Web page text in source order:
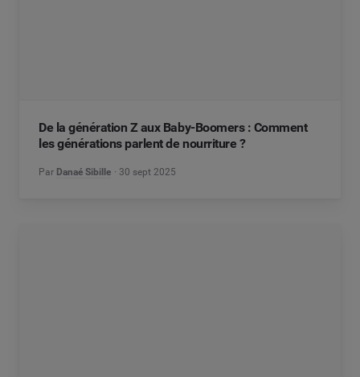
De la génération Z aux Baby-Boomers : Comment
les générations parlent de nourriture ?
Par Danaé Sibille 30 sept 2025